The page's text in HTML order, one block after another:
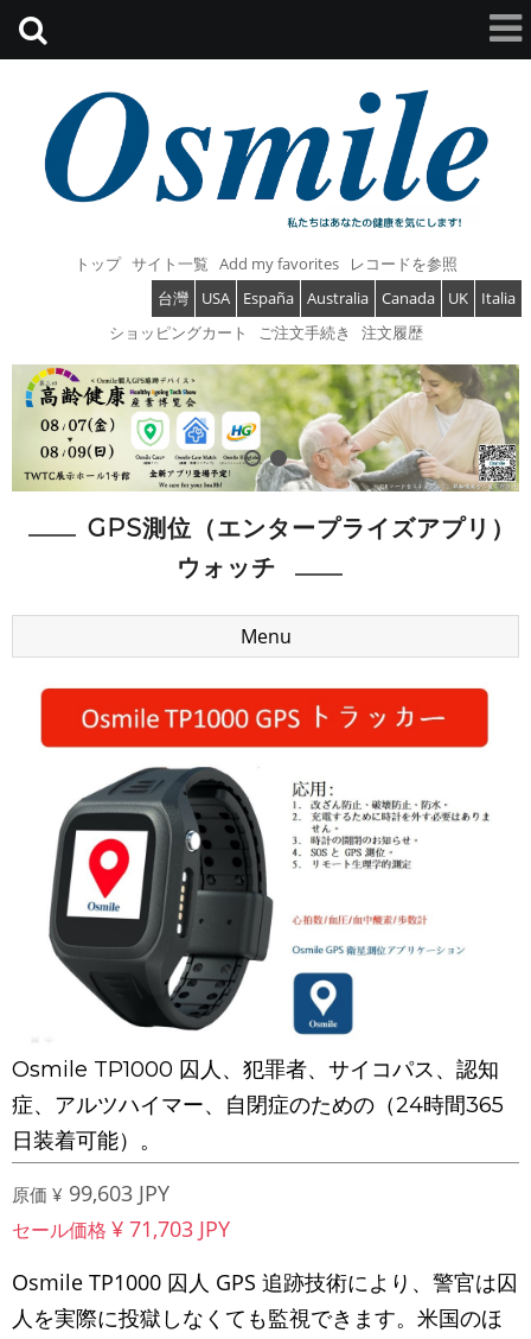
トップ サイト一覧 Add my favorites
台灣
USA España Australia Canada UK Italia
レコードを参照
ショッピングカート ご注文手続き 注文履歴
GPS測位（エンタープライズアプリ）
ウォッチ
Menu
Osmile TP1000 囚人、犯罪者、サイコパス、認知
症、アルツハイマー、自閉症のための（24時間365
日装着可能）。
原価 ¥ 99,603 JPY
セール価格 ¥ 71,703 JPY
Osmile TP1000 囚人 GPS 追跡技術により、警官は囚
人を実際に投獄しなくても監視できます。米国のほ